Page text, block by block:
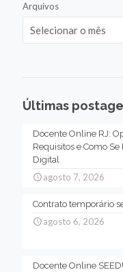
Arquivos
Últimas
Docente Online RJ:
Requisitos e Como
Digital
agosto 7, 2026
Contrato temporário
agosto 6, 2026
Docente Online